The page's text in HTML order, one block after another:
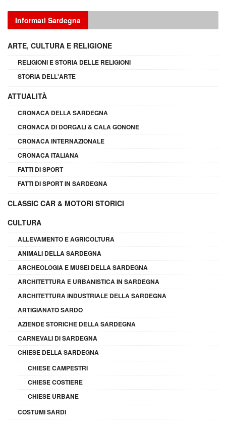
Informati Sardegna
ARTE, CULTURA E RELIGIONE
RELIGIONI E STORIA DELLE RELIGIONI
STORIA DELL'ARTE
ATTUALITÀ
CRONACA DELLA SARDEGNA
CRONACA DI DORGALI & CALA GONONE
CRONACA INTERNAZIONALE
CRONACA ITALIANA
FATTI DI SPORT
FATTI DI SPORT IN SARDEGNA
CLASSIC CAR & MOTORI STORICI
CULTURA
ALLEVAMENTO E AGRICOLTURA
ANIMALI DELLA SARDEGNA
ARCHEOLOGIA E MUSEI DELLA SARDEGNA
ARCHITETTURA E URBANISTICA IN SARDEGNA
ARCHITETTURA INDUSTRIALE DELLA SARDEGNA
ARTIGIANATO SARDO
AZIENDE STORICHE DELLA SARDEGNA
CARNEVALI DI SARDEGNA
CHIESE DELLA SARDEGNA
CHIESE CAMPESTRI
CHIESE COSTIERE
CHIESE URBANE
COSTUMI SARDI